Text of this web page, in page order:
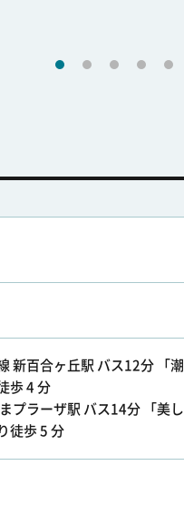
新百合ヶ丘駅 バス12分 「潮
歩 4 分
プラーザ駅 バス14分 「美し
徒歩 5 分